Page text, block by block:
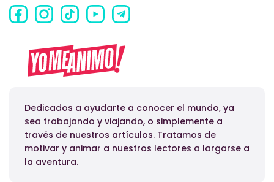
Dedicados a ayudarte a conocer el mundo, ya
sea trabajando y viajando, o simplemente a
través de nuestros artículos. Tratamos de
motivar y animar a nuestros lectores a largarse a
la aventura.